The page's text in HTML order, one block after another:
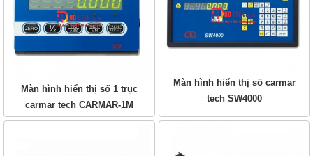
Màn hình hiển thị số 1 trục
carmar tech CARMAR-1M
Màn hình hiển thị số carmar
tech SW4000